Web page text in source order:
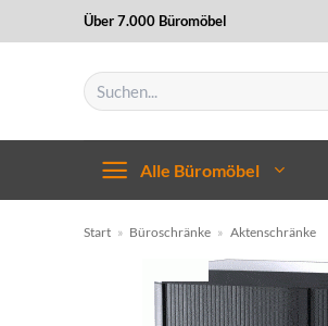
Inhalt
Über 7.000 Büromöbel
Suchen
nach:
Alle Büromöbel
Start » Büroschränke » Aktenschränke